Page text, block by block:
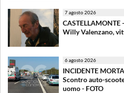
7 agosto 2026
Willy Valenzano,
6 agosto 2026
INCIDENTE
Scontro auto-
uomo - FOTO